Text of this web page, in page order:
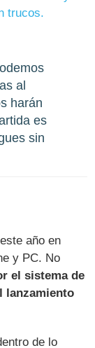
al
harán
es
sin
año en
y PC. No
el sistema de
lanzamiento
de lo